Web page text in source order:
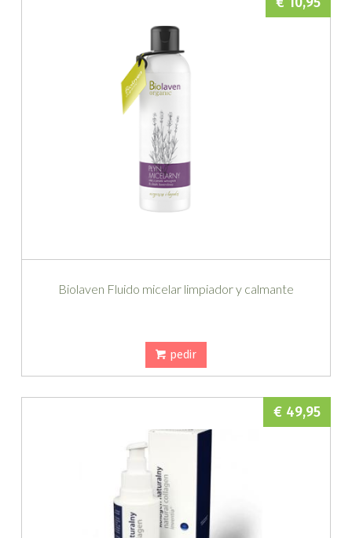
Biolaven Fluido micelar limpiador y calmante
pedir
€ 49,95